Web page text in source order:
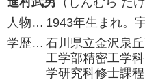
人物… 1943年生まれ。
学歴… 石川県立金沢泉
工学部精密工学
学研究科修士課